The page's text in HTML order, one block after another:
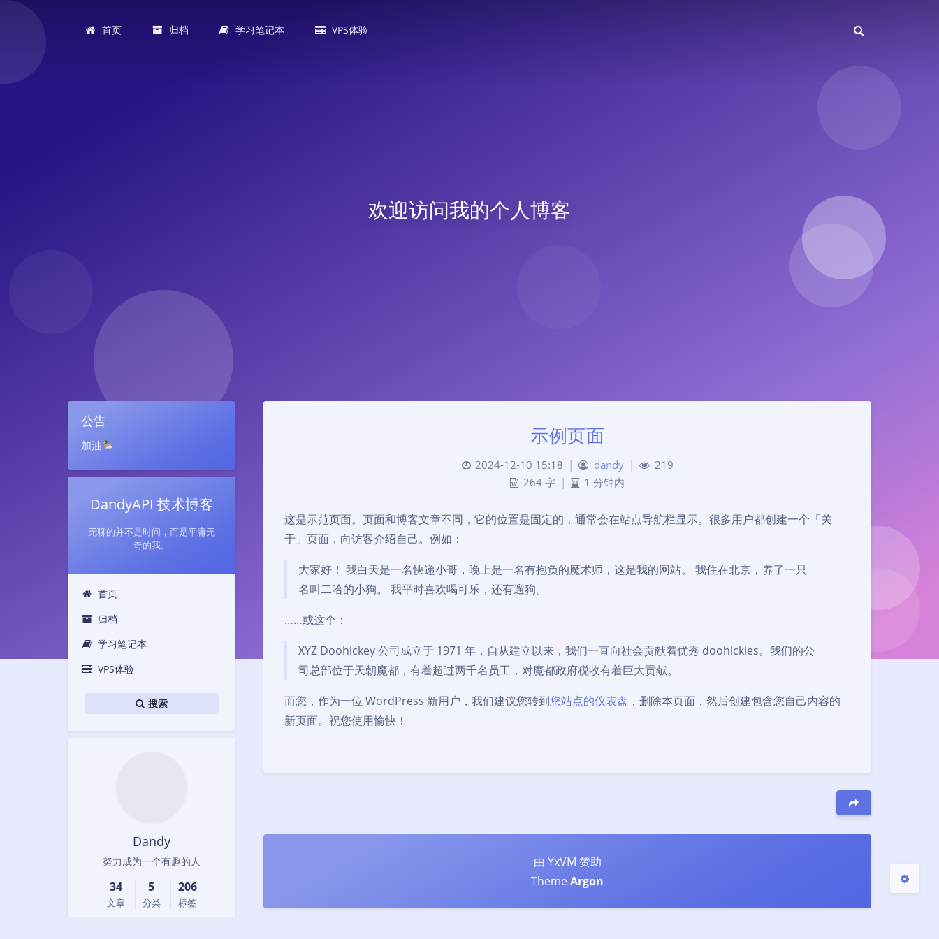
首页 归档 学习笔记本 VPS体验
欢迎访问我的个人博客
夜间模式
公告
加油
DandyAPI 技术博客
无聊的并不是时间，而是平庸无
奇的我。
首页
归档
学习笔记本
VPS体验
搜索
Dandy
努力成为一个有趣的人
34
文章
5
分类
206
标签
示例页面
2024-12-10 15:18 | dandy |
219
264 字 | 1 分钟内
这是示范页面。页面和博客文章不同，它的位置是固定的，通常会在站点导航栏显示。很多用户都创建一个「关
于」页面，向访客介绍自己。例如：
大家好！ 我白天是一名快递小哥，晚上是一名有抱负的魔术师，这是我的网站。 我住在北京，养了一只
名叫二哈的小狗。 我平时喜欢喝可乐，还有遛狗。
……或这个：
XYZ Doohickey 公司成立于 1971 年，自从建立以来，我们一直向社会贡献着优秀 doohickies。我们的公
司总部位于天朝魔都，有着超过两千名员工，对魔都政府税收有着巨大贡献。
而您，作为一位 WordPress 新用户，我们建议您转到您站点的仪表盘 ，删除本页面，然后创建包含您自己内容的
新页面。祝您使用愉快！
豆
由 YxVM 赞助
Theme Argon